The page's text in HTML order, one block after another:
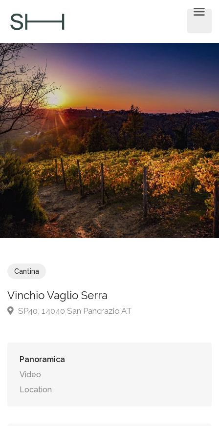
Cantina
Vinchio Vaglio Serra
SP40, 14040 San Pancrazio AT
Panoramica
Video
Location